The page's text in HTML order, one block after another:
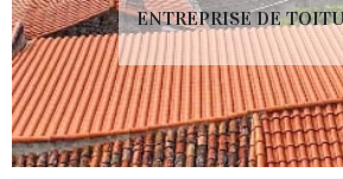
ENTREPRISE DE